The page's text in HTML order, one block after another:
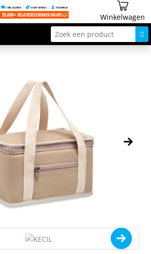
Winkelwagen